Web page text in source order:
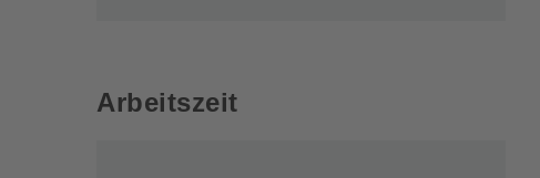
Arbeitszeit